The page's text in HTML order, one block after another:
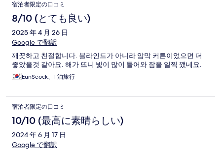
宿泊者限定の口コミ
8/10 (とても良い)
2025 年 4 月 26 日
Google で翻訳
깨끗하고 친절합니다. 블라인드가 아니라 암막 커튼이었으면 더
좋았을것 같아요. 해가 뜨니 빛이 많이 들어와 잠을 일찍 깼네요.
EunSeock、1 泊旅行
宿泊者限定の口コミ
10/10 (最高に素晴らしい)
2024 年 6 月 17 日
Google で翻訳